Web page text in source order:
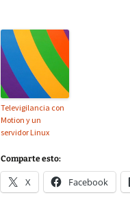
Televigilancia con
Motion y un
servidor Linux
Comparte esto:
X Facebook